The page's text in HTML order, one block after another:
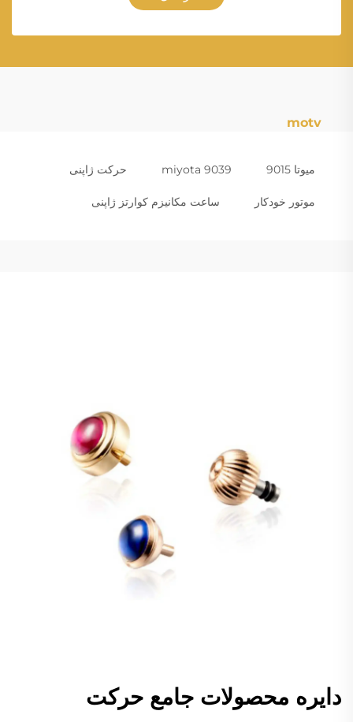
motv
میوتا 9015 miyota 9039 حرکت ژاپنی
موتور خودکار ساعت مکانیزم کوارتز ژاپنی
دایره محصولات جامع حرکت